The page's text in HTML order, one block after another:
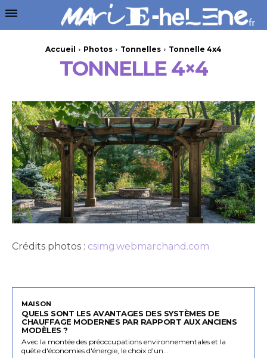
Accueil Photos Tonnelles Tonnelle 4x4
TONNELLE 4×4
Crédits photos : csimg.webmarchand.com
MAISON
QUELS SONT LES AVANTAGES DES SYSTÈMES DE
CHAUFFAGE MODERNES PAR RAPPORT AUX ANCIENS
MODÈLES ?
Avec la montée des préoccupations environnementales et la
quête d'économies d'énergie, le choix d'un...